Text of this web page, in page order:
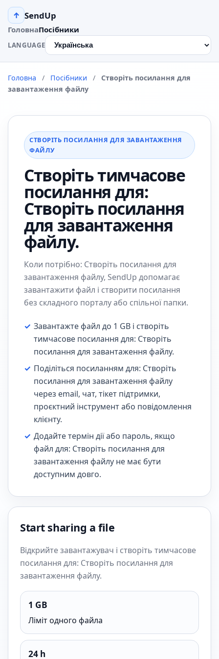
↑ SendUp
ГоловнаПосібники
LANGUAGE
Головна / Посібники /
Створіть посилання для
завантаження файлу
СТВОРІТЬ ПОСИЛАННЯ ДЛЯ ЗАВАНТАЖЕННЯ
ФАЙЛУ
Створіть тимчасове
посилання для:
Створіть посилання
для завантаження
файлу.
Коли потрібно: Створіть посилання для
завантаження файлу, SendUp допомагає
завантажити файл і створити посилання
без складного порталу або спільної папки.
✓ Завантажте файл до 1 GB і створіть
тимчасове посилання для: Створіть
посилання для завантаження файлу.
✓ Поділіться посиланням для: Створіть
посилання для завантаження файлу
через email, чат, тікет підтримки,
проєктний інструмент або повідомлення
клієнту.
✓ Додайте термін дії або пароль, якщо
файл для: Створіть посилання для
завантаження файлу не має бути
доступним довго.
Start sharing a file
Відкрийте завантажувач і створіть тимчасове
посилання для: Створіть посилання для
завантаження файлу.
1 GB
Ліміт одного файла
24 h